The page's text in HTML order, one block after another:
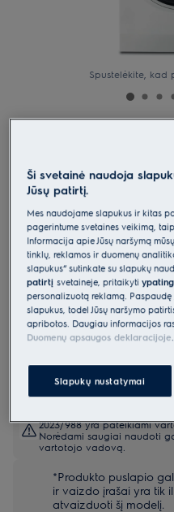
Spustelėkite, kad
su
programa 8 kg
4.7 (19)
Pagrindiniai privalumai
700 serijos „SteamCare“
skalbimo
Jei drabužių nebūtina
„SteamRefresh“ programą.
„UniversalDose®“ – visiems
2023/988 yra pateikiami
Norėdami saugiai naudoti
vartotojo vadovą.
*Produkto puslapio
ir vaizdo įrašai yra tik
atvaizduoti šį modelį.
Ši svetainė naudoja
Jūsų patirtį.
Mes naudojame slapukus ir kitas
pagerintume svetainės veikimą,
Informacija apie Jūsų naršymą
tinklų, reklamos ir duomenų
slapukus“ sutinkate su slapukų
patirtįsvetainėje, pritaikyti
personalizuotą reklamą. Paspaudę
slapukus, todėl Jūsų naršymo
apribotos. Daugiau informacijos
Duomenų apsaugos deklaracijoje.
Slapukų nustatymai